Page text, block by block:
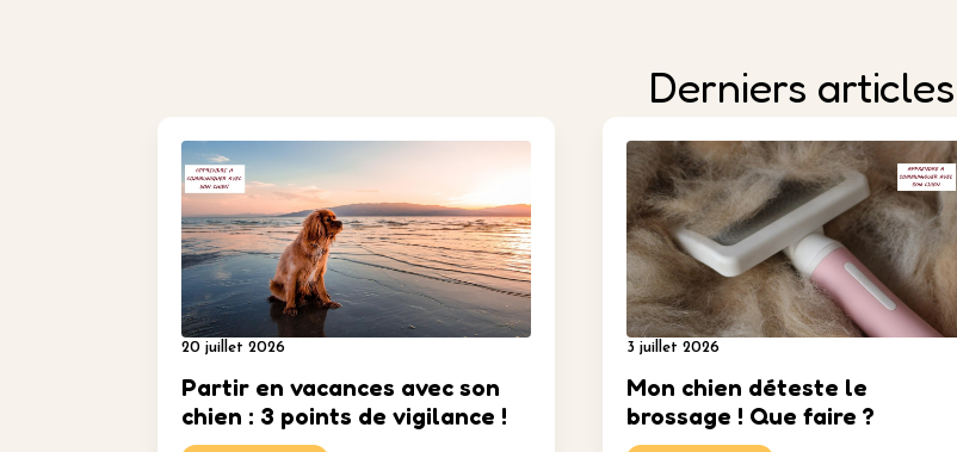
Derniers articles
Partir en vacances avec son
chien : 3 points de vigilance !
20 juillet 2026
Mon chien déteste le
brossage ! Que faire ?
3 juillet 2026